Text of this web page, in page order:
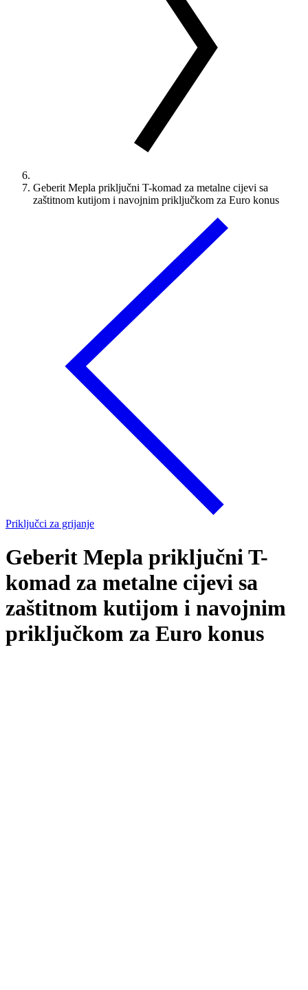
Geberit Mepla priključni T-komad za metalne cijevi sa
zaštitnom kutijom i navojnim priključkom za Euro konus
Priključci za grijanje
Geberit Mepla priključni T-
komad za metalne cijevi sa
zaštitnom kutijom i navojnim
priključkom za Euro konus